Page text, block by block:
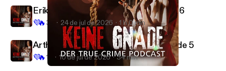
Erika & BJ Sifrit - Staffel 3, Episode 6
💜🔥 32 24 de jul de 2026 1 h 0 min
Arthur Shawcross - Staffel 3, Episode 5
💜🔥13 10 de jul de 2026 34 min